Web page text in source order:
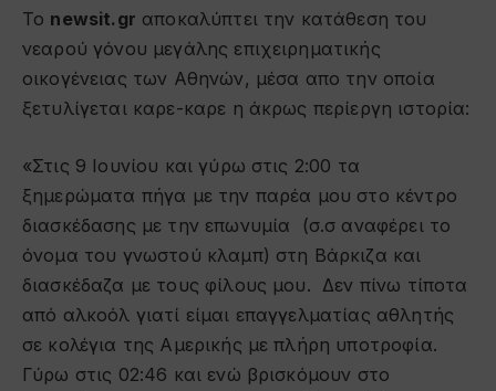
Το newsit.gr αποκαλύπτει την κατάθεση του
νεαρού γόνου μεγάλης επιχειρηματικής
οικογένειας των Αθηνών, μέσα απο την οποία
ξετυλίγεται καρε-καρε η άκρως περίεργη ιστορία:
«Στις 9 Ιουνίου και γύρω στις 2:00 τα
ξημερώματα πήγα με την παρέα μου στο κέντρο
διασκέδασης με την επωνυμία (σ.σ αναφέρει το
όνομα του γνωστού κλαμπ) στη Βάρκιζα και
διασκέδαζα με τους φίλους μου. Δεν πίνω τίποτα
από αλκοόλ γιατί είμαι επαγγελματίας αθλητής
σε κολέγια της Αμερικής με πλήρη υποτροφία.
Γύρω στις 02:46 και ενώ βρισκόμουν στο